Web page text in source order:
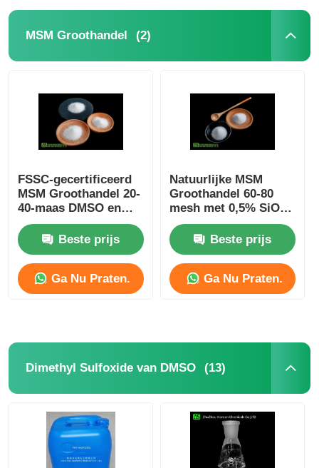
MSM Groothandel (2)
FSSC-gecertificeerd
MSM Groothandel 20-
40-maas DMSO en
H2O2 Oxidatie en
synthese MSM
Beste prijs
Ga Nu Praten.
Natuurlijke MSM
Groothandel 60-80
mesh met 0,5% SiO2
Hotsale In Europa
Suitalle For
Sportsman
Beste prijs
Ga Nu Praten.
Dimethyl Sulfoxide van DMSO (13)